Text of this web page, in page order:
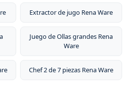
Extractor de jugo Rena Ware
Juego de Ollas grandes Rena
Ware
Chef 2 de 7 piezas Rena Ware